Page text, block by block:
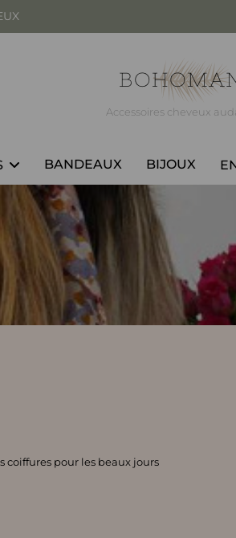
25,00€ d'achats à domicile
Accessoires cheveux
BANDEAUX BIJOUX
coiffures pour les beaux jours